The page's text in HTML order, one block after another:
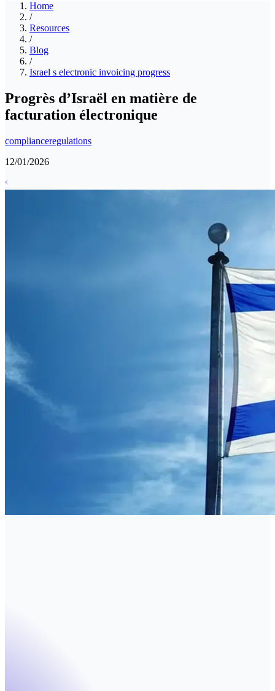
Home
/
Resources
/
Blog
/
Israel s electronic invoicing progress
Progrès d’Israël en matière de
facturation électronique
complianceregulations
12/01/2026